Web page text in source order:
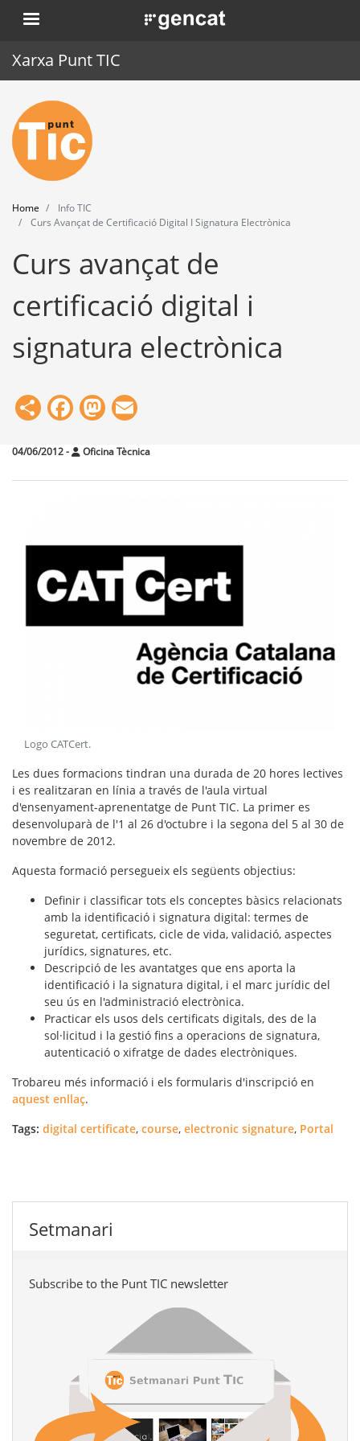
Skip
to
. Obre en una nova finestra.
Xarxa Punt TIC
Home
Punt TIC
News
Events
Training
Tools
Home
Info TIC
Curs Avançat de Certificació Digital I Signatura Electrònica
Curs avançat de
certificació digital i
signatura electrònica
ShareFacebook
Mastodon
04/06/2012- Oficina Tècnica
Logo CATCert.
Les dues formacions tindran una durada de 20 hores lectives
i es realitzaran en línia a través de l'aula virtual
d'ensenyament-aprenentatge de Punt TIC. La primer es
desenvoluparà de l'1 al 26 d'octubre i la segona del 5 al 30 de
novembre de 2012.
Aquesta formació persegueix els següents objectius:
Definir i classificar tots els conceptes bàsics relacionats
amb la identificació i signatura digital: termes de
seguretat, certificats, cicle de vida, validació, aspectes
jurídics, signatures, etc.
Descripció de les avantatges que ens aporta la
identificació i la signatura digital, i el marc jurídic del
seu ús en l'administració electrònica.
Practicar els usos dels certificats digitals, des de la
sol·licitud i la gestió fins a operacions de signatura,
autenticació o xifratge de dades electròniques.
Trobareu més informació i els formularis d'inscripció en
aquest enllaç.
Tags: digital certificate, course, electronic signature, Portal
Setmanari
Subscribe to the Punt TIC newsletter